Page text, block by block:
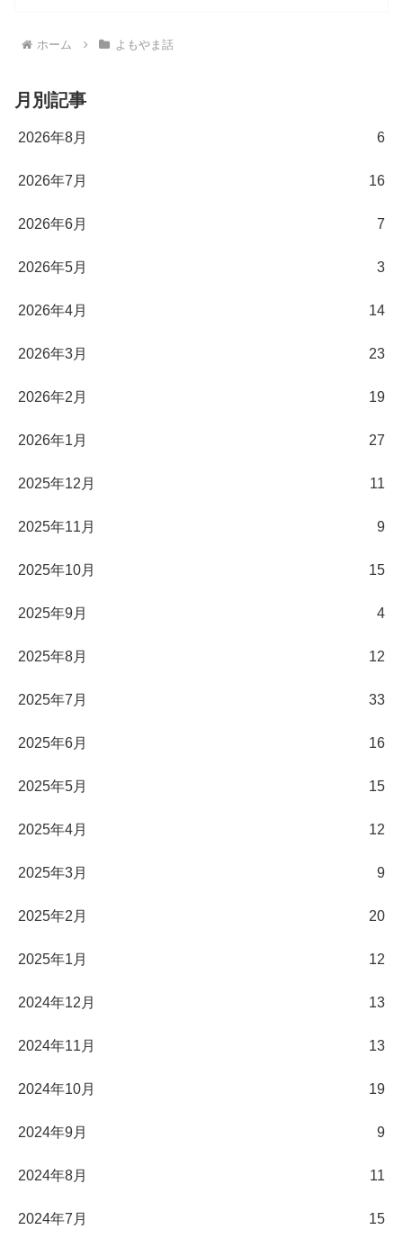
ホーム よもやま話
月別記事
2026年8月 6
2026年7月 16
2026年6月 7
2026年5月 3
2026年4月 14
2026年3月 23
2026年2月 19
2026年1月 27
2025年12月 11
2025年11月 9
2025年10月 15
2025年9月 4
2025年8月 12
2025年7月 33
2025年6月 16
2025年5月 15
2025年4月 12
2025年3月 9
2025年2月 20
2025年1月 12
2024年12月 13
2024年11月 13
2024年10月 19
2024年9月 9
2024年8月 11
2024年7月 15